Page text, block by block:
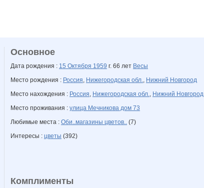
Основное
Дата рождения : 15 Октября 1959 г. 66 лет Весы
Место рождения : Россия, Нижегородская обл., Нижний Новгород
Место нахождения : Россия, Нижегородская обл., Нижний Новгород
Место проживания : улица Мечникова дом 73
Любимые места : Оби..магазины цветов.. (7)
Интересы : цветы (392)
Комплименты